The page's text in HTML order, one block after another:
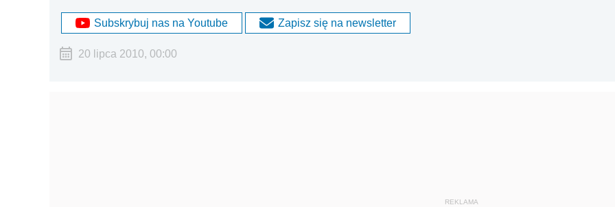
Subskrybuj nas na Youtube Zapisz się na newsletter
20 lipca 2010, 00:00